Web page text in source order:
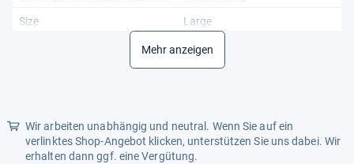
Size Large
1.0
Mehr anzeigen
Wir arbeiten unabhängig und neutral. Wenn Sie auf ein
verlinktes Shop-Angebot klicken, unterstützen Sie uns dabei. Wir
erhalten dann ggf. eine Vergütung.